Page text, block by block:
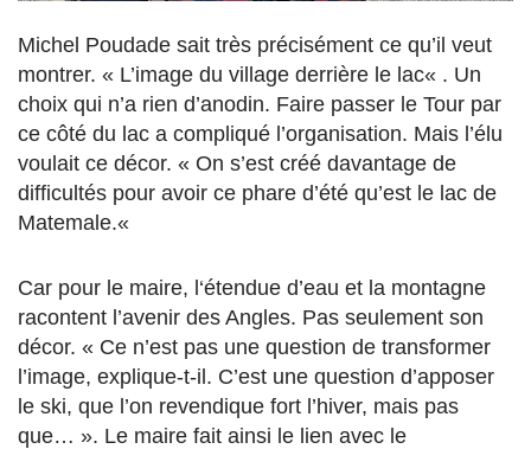
Michel Poudade sait très précisément ce qu’il veut
montrer. « L’image du village derrière le lac« . Un
choix qui n’a rien d’anodin. Faire passer le Tour par
ce côté du lac a compliqué l’organisation. Mais l’élu
voulait ce décor. « On s’est créé davantage de
difficultés pour avoir ce phare d’été qu’est le lac de
Matemale.«
Car pour le maire, l‘étendue d’eau et la montagne
racontent l’avenir des Angles. Pas seulement son
décor. « Ce n’est pas une question de transformer
l’image, explique-t-il. C’est une question d’apposer
le ski, que l’on revendique fort l’hiver, mais pas
que… ». Le maire fait ainsi le lien avec le